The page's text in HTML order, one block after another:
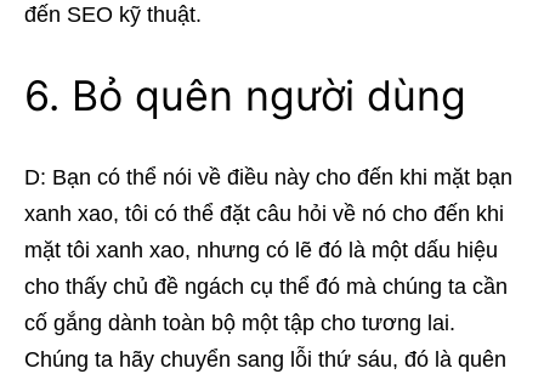
đến SEO kỹ thuật.
6. Bỏ quên người dùng
D: Bạn có thể nói về điều này cho đến khi mặt bạn
xanh xao, tôi có thể đặt câu hỏi về nó cho đến khi
mặt tôi xanh xao, nhưng có lẽ đó là một dấu hiệu
cho thấy chủ đề ngách cụ thể đó mà chúng ta cần
cố gắng dành toàn bộ một tập cho tương lai.
Chúng ta hãy chuyển sang lỗi thứ sáu, đó là quên